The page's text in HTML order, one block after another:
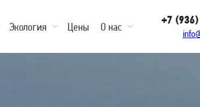
Экология Цены О нас +7